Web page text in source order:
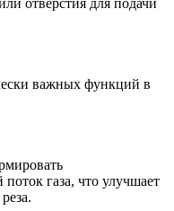
важных функций в
газа, что улучшает